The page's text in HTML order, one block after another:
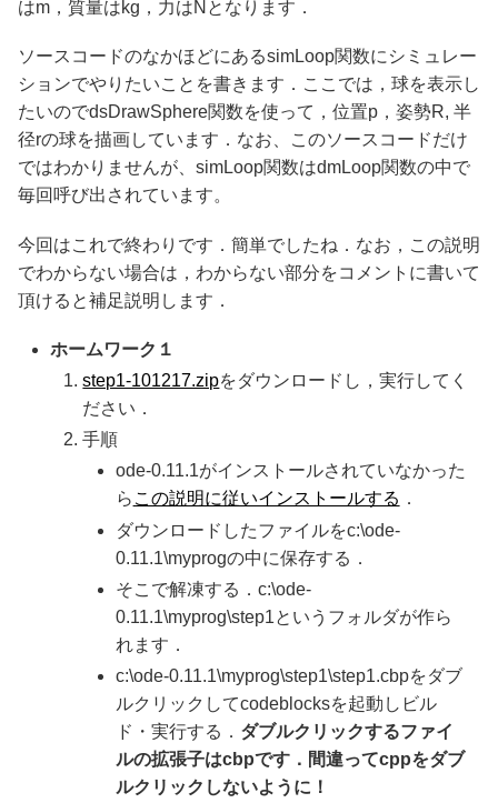
はm，質量はkg，力はNとなります．
ソースコードのなかほどにあるsimLoop関数にシミュレー
ションでやりたいことを書きます．ここでは，球を表示し
たいのでdsDrawSphere関数を使って，位置p，姿勢R, 半
径rの球を描画しています．なお、このソースコードだけ
ではわかりませんが、simLoop関数はdmLoop関数の中で
毎回呼び出されています。
今回はこれで終わりです．簡単でしたね．なお，この説明
でわからない場合は，わからない部分をコメントに書いて
頂けると補足説明します．
ホームワーク１
step1-101217.zipをダウンロードし，実行してく
ださい．
手順
ode-0.11.1がインストールされていなかった
ら この説明に従いインストールする ．
ダウンロードしたファイルをc:\ode-
0.11.1\myprogの中に保存する．
そこで解凍する．c:\ode-
0.11.1\myprog\step1というフォルダが作ら
れます．
c:\ode-0.11.1\myprog\step1\step1.cbpをダブ
ルクリックしてcodeblocksを起動しビル
ド・実行する． ダブルクリックするファイ
ルの拡張子はcbpです．間違ってcppをダブ
ルクリックしないように！